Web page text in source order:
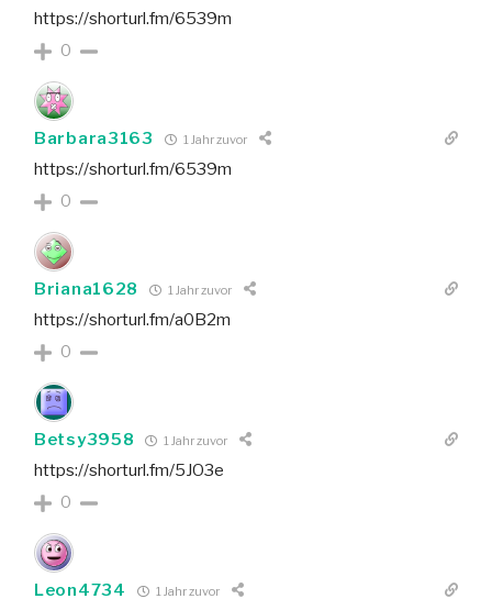
https://shorturl.fm/6539m
0
Barbara3163 1 Jahr zuvor
https://shorturl.fm/6539m
0
Briana1628 1 Jahr zuvor
https://shorturl.fm/a0B2m
0
Betsy3958 1 Jahr zuvor
https://shorturl.fm/5JO3e
0
Leon4734 1 Jahr zuvor